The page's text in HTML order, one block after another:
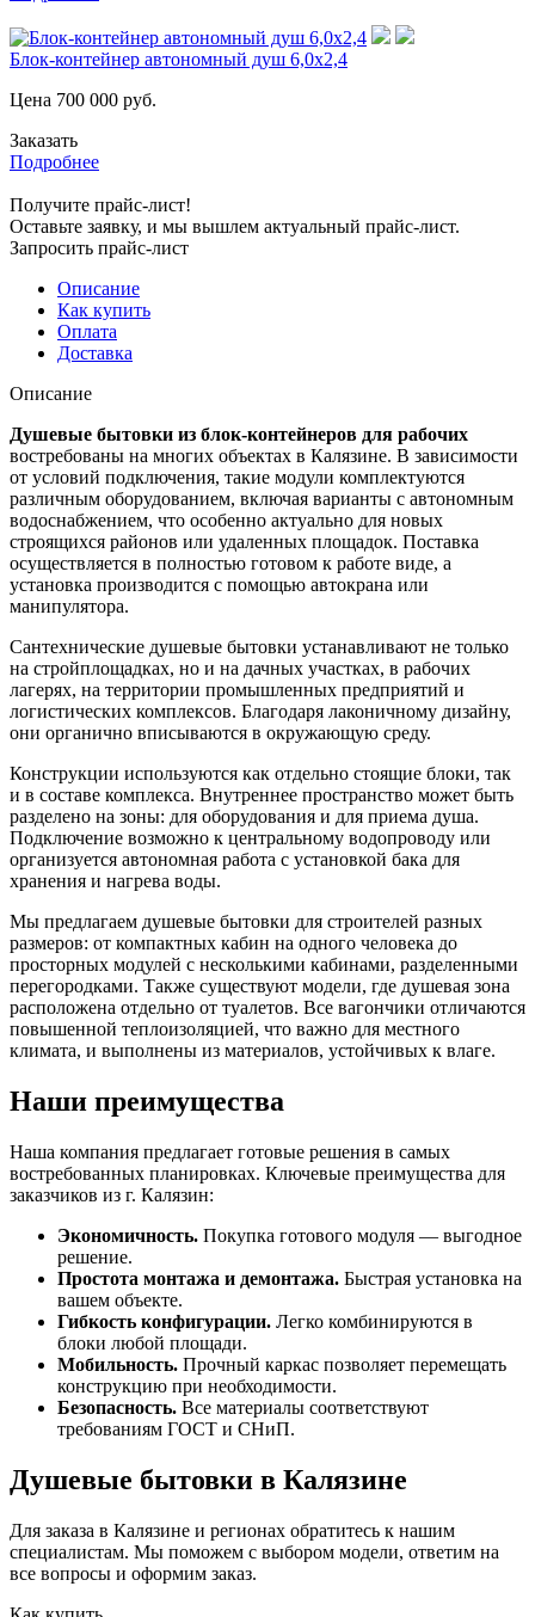
Блок-контейнер автономный душ 6,0х2,4
Цена 700 000 руб.
Заказать
Подробнее
Получите прайс-лист!
Оставьте заявку, и мы вышлем актуальный прайс-лист.
Запросить прайс-лист
Описание
Как купить
Оплата
Доставка
Описание
Душевые бытовки из блок-контейнеров для рабочих
востребованы на многих объектах в Калязине. В зависимости
от условий подключения, такие модули комплектуются
различным оборудованием, включая варианты с автономным
водоснабжением, что особенно актуально для новых
строящихся районов или удаленных площадок. Поставка
осуществляется в полностью готовом к работе виде, а
установка производится с помощью автокрана или
манипулятора.
Сантехнические душевые бытовки устанавливают не только
на стройплощадках, но и на дачных участках, в рабочих
лагерях, на территории промышленных предприятий и
логистических комплексов. Благодаря лаконичному дизайну,
они органично вписываются в окружающую среду.
Конструкции используются как отдельно стоящие блоки, так
и в составе комплекса. Внутреннее пространство может быть
разделено на зоны: для оборудования и для приема душа.
Подключение возможно к центральному водопроводу или
организуется автономная работа с установкой бака для
хранения и нагрева воды.
Мы предлагаем душевые бытовки для строителей разных
размеров: от компактных кабин на одного человека до
просторных модулей с несколькими кабинами, разделенными
перегородками. Также существуют модели, где душевая зона
расположена отдельно от туалетов. Все вагончики отличаются
повышенной теплоизоляцией, что важно для местного
климата, и выполнены из материалов, устойчивых к влаге.
Наши преимущества
Наша компания предлагает готовые решения в самых
востребованных планировках. Ключевые преимущества для
заказчиков из г. Калязин:
Экономичность. Покупка готового модуля — выгодное
решение.
Простота монтажа и демонтажа. Быстрая установка на
вашем объекте.
Гибкость конфигурации. Легко комбинируются в
блоки любой площади.
Мобильность. Прочный каркас позволяет перемещать
конструкцию при необходимости.
Безопасность. Все материалы соответствуют
требованиям ГОСТ и СНиП.
Душевые бытовки в Калязине
Для заказа в Калязине и регионах обратитесь к нашим
специалистам. Мы поможем с выбором модели, ответим на
все вопросы и оформим заказ.